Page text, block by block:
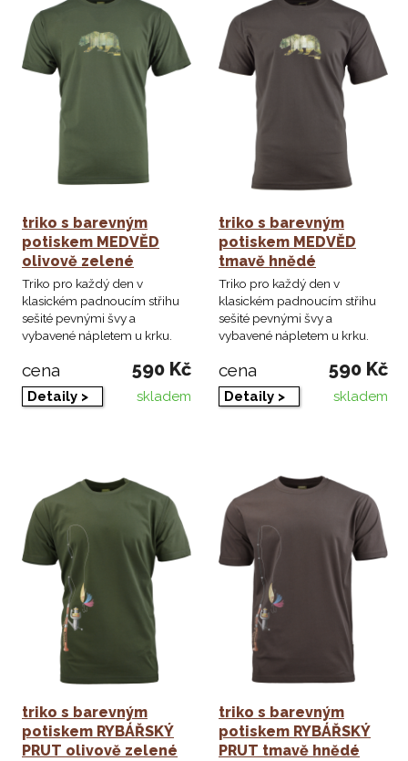
triko s barevným
potiskem MEDVĚD
olivově zelené
Triko pro každý den v
klasickém padnoucím střihu
sešité pevnými švy a
vybavené nápletem u krku.
cena 590 Kč
Detaily > skladem
triko s barevným
potiskem MEDVĚD
tmavě hnědé
Triko pro každý den v
klasickém padnoucím střihu
sešité pevnými švy a
vybavené nápletem u krku.
cena 590 Kč
Detaily > skladem
triko s barevným
potiskem RYBÁŘSKÝ
PRUT olivově zelené
triko s barevným
potiskem RYBÁŘSKÝ
PRUT tmavě hnědé